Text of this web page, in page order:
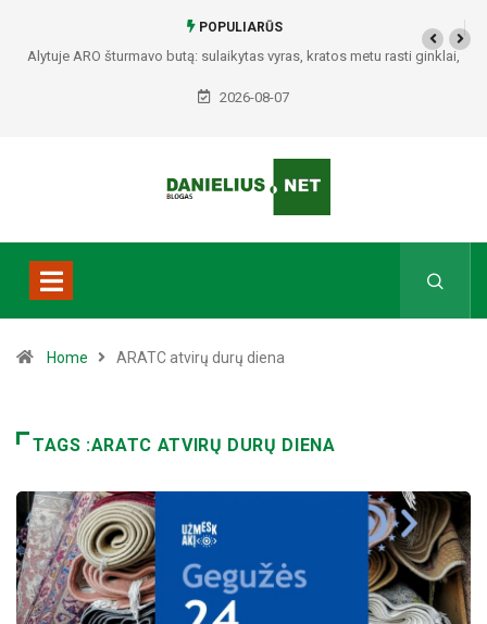
POPULIARŪS
Alytuje ARO šturmavo butą: sulaikytas vyras, kratos metu rasti ginklai,
Seirijuose – įtariami narkotikai BMW automobilyje
2026-08-07
Home ARATC atvirų durų diena
TAGS :ARATC ATVIRŲ DURŲ DIENA